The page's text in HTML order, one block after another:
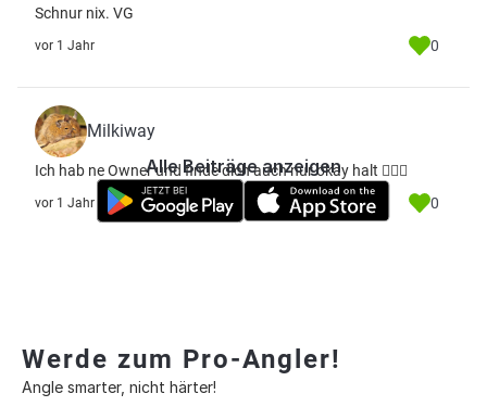
Schnur nix. VG
vor 1 Jahr 0
Milkiway
Ich hab ne Owner und finde dich auch nur okay halt 🤷🏼‍♂️
vor 1 Jahr 0
Alle Beiträge anzeigen
Werde zum Pro-Angler!
Angle smarter, nicht härter!